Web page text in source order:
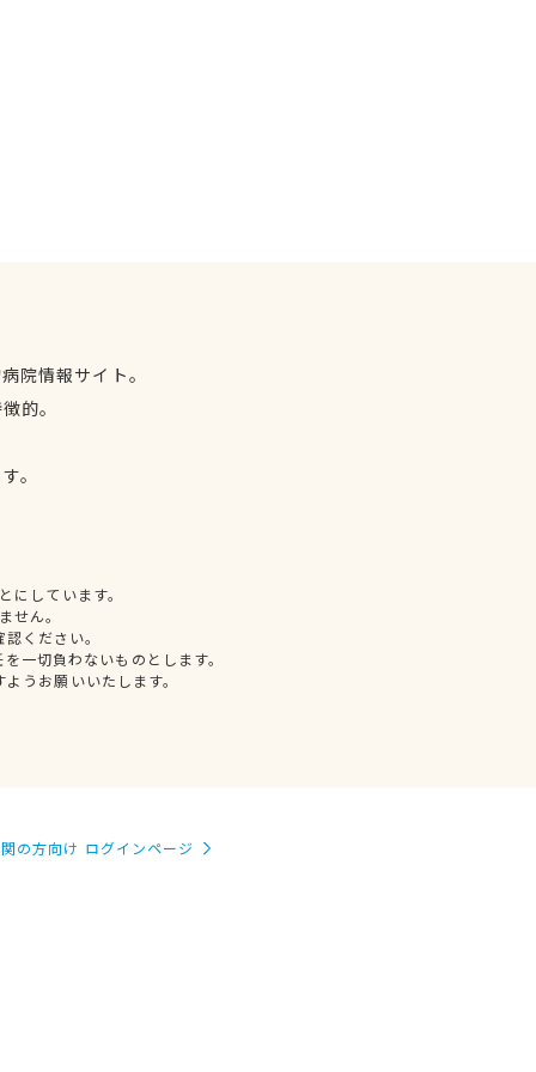
院情報サイト。
的。
。
しています。
せん。
ください。
一切負わないものとします。
うお願いいたします。
の方向け ログインページ